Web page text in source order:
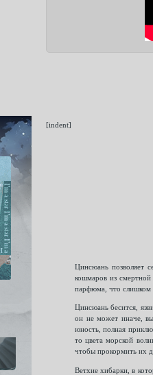
[indent]
Цинсюань позволяет
кошмаров из
парфюма, что слишком
Цинсюань бесится,
он не может иначе,
юность, полная
то цвета морской
чтобы прокормить их
Ветхие хибарки, в